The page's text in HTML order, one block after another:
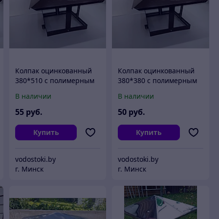
Колпак оцинкованный
380*510 с полимерным
В наличии
55 руб.
Купить
vodostoki.by
г. Минск
Колпак оцинкованный
380*380 с полимерным
В наличии
50 руб.
Купить
vodostoki.by
г. Минск